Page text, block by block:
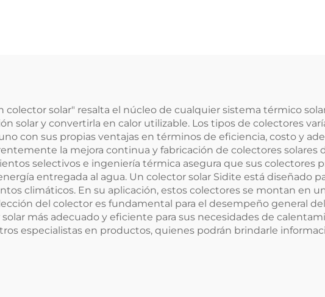
Seguimiento
Inteligente para
Generación Eólica
SPCC para
solar" resalta el núcleo de cualquier sistema térmico
solar y convertirla en calor utilizable. Los tipos de colectores
con sus propias ventajas en términos de eficiencia, costo y
la mejora continua y fabricación de colectores solares
selectivos e ingeniería térmica asegura que sus colectores
entregada al agua. Un colector solar Sidite está diseñado
climáticos. En su aplicación, estos colectores se montan en
del colector es fundamental para el desempeño general
más adecuado y eficiente para sus necesidades de
especialistas en productos, quienes podrán brindarle